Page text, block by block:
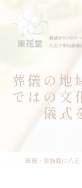
葬儀の地
ではの文
儀式
葬儀・家族